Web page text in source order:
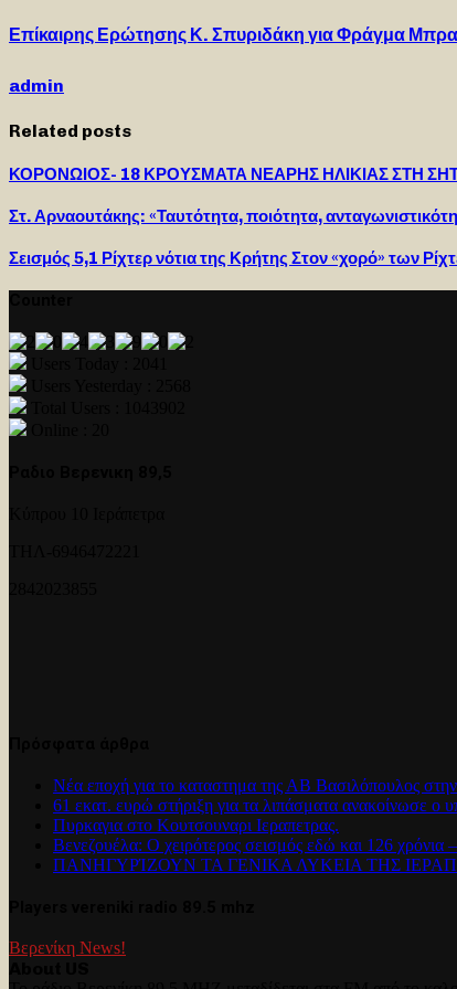
Επίκαιρης Ερώτησης Κ. Σπυριδάκη για Φράγμα
admin
Related posts
ΚΟΡΟΝΩΙΟΣ- 18 ΚΡΟΥΣΜΑΤΑ ΝΕΑΡΗΣ ΗΛΙΚΙΑΣ ΣΤΗ
Στ. Αρναουτάκης: «Ταυτότητα, ποιότητα,
Σεισμός 5,1 Ρίχτερ νότια της Κρήτης Στον «χορό» των
Νέα εποχή για το καταστημα της ΑΒ Βασιλόπουλος
61 εκατ. ευρώ στήριξη για τα λιπάσματα ανακοίνωσε ο
Πυρκαγια στο Κουτσουναρι Ιεραπετρας.
Βενεζουέλα: Ο χειρότερος σεισμός εδώ και 126
ΠΑΝΗΓΥΡΊΖΟΥΝ ΤΑ ΓΕΝΙΚΑ ΛΥΚΕΙΑ ΤΗΣ
Βερενίκη News!